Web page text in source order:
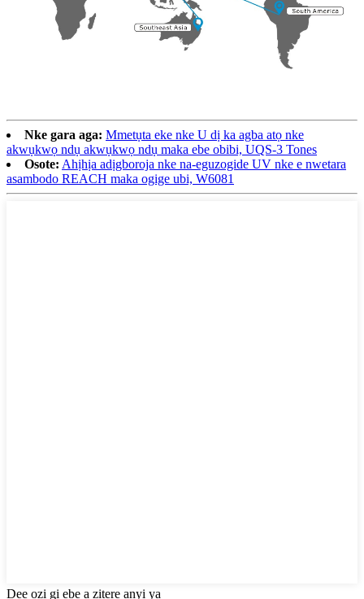
Nke gara aga: Mmetụta eke nke U dị ka agba atọ nke
akwụkwọ ndụ akwụkwọ ndụ maka ebe obibi, UQS-3 Tones
Osote: Ahịhịa adịgboroja nke na-eguzogide UV nke e nwetara
asambodo REACH maka ogige ubi, W6081
Dee ozi gị ebe a zitere anyị ya